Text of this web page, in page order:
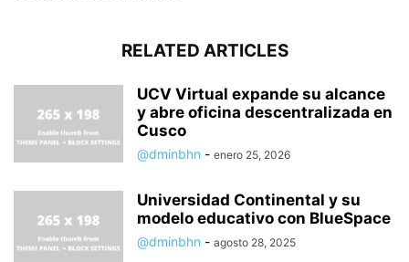
RELATED ARTICLES
UCV Virtual expande su alcance
y abre oficina descentralizada en
Cusco
@dminbhn - enero 25, 2026
Universidad Continental y su
modelo educativo con BlueSpace
@dminbhn - agosto 28, 2025